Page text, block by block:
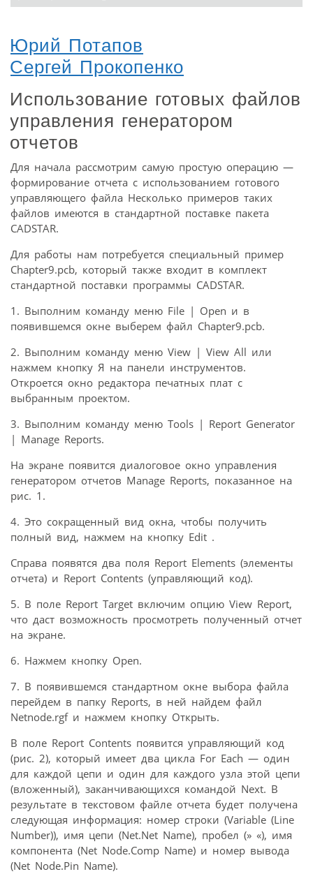
Юрий Потапов
Сергей Прокопенко
Использование готовых файлов
управления генератором
отчетов
Для начала рассмотрим самую простую операцию —
формирование отчета с использованием готового
управляющего файла Несколько примеров таких
файлов имеются в стандартной поставке пакета
CADSTAR.
Для работы нам потребуется специальный пример
Chapter9.pcb, который также входит в комплект
стандартной поставки программы CADSTAR.
1. Выполним команду меню File | Open и в
появившемся окне выберем файл Chapter9.pcb.
2. Выполним команду меню View | View All или
нажмем кнопку Я на панели инструментов.
Откроется окно редактора печатных плат с
выбранным проектом.
3. Выполним команду меню Tools | Report Generator
| Manage Reports.
На экране появится диалоговое окно управления
генератором отчетов Manage Reports, показанное на
рис. 1.
4. Это сокращенный вид окна, чтобы получить
полный вид, нажмем на кнопку Edit .
Справа появятся два поля Report Elements (элементы
отчета) и Report Contents (управляющий код).
5. В поле Report Target включим опцию View Report,
что даст возможность просмотреть полученный отчет
на экране.
6. Нажмем кнопку Open.
7. В появившемся стандартном окне выбора файла
перейдем в папку Reports, в ней найдем файл
Netnode.rgf и нажмем кнопку Открыть.
В поле Report Contents появится управляющий код
(рис. 2), который имеет два цикла For Each — один
для каждой цепи и один для каждого узла этой цепи
(вложенный), заканчивающихся командой Next. В
результате в текстовом файле отчета будет получена
следующая информация: номер строки (Variable (Line
Number)), имя цепи (Net.Net Name), пробел (» «), имя
компонента (Net Node.Comp Name) и номер вывода
(Net Node.Pin Name).